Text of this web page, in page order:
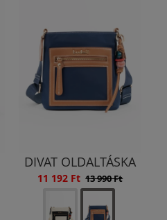
DIVAT OLDALTÁSKA
11 192 Ft 13 990 Ft